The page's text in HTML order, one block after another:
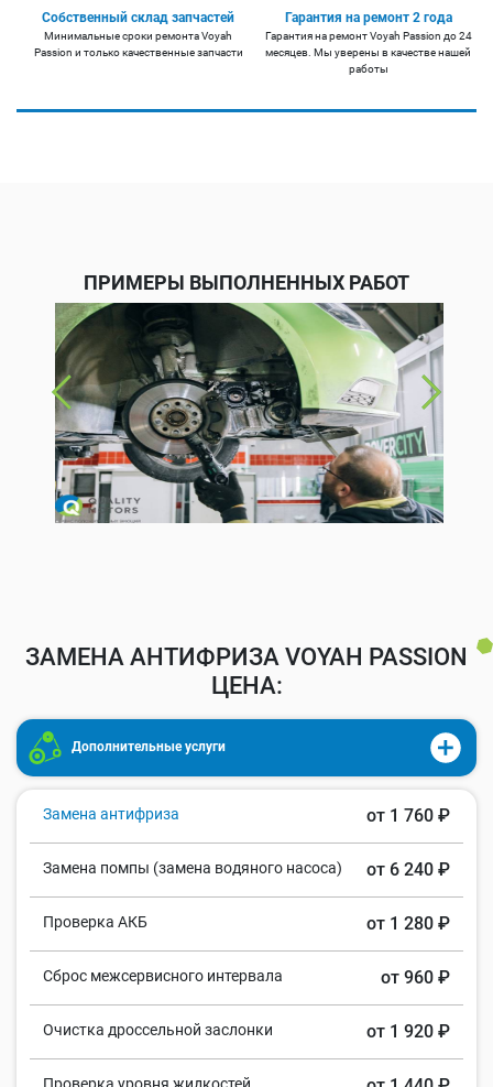
Собственный склад запчастей
Минимальные сроки ремонта Voyah
Passion и только качественные запчасти
Гарантия на ремонт 2 года
Гарантия на ремонт Voyah Passion до 24
месяцев. Мы уверены в качестве нашей
работы
ПРИМЕРЫ ВЫПОЛНЕННЫХ РАБОТ
ЗАМЕНА АНТИФРИЗА VOYAH PASSION
ЦЕНА:
Дополнительные услуги
Замена антифриза от 1 760 ₽
Замена помпы (замена водяного насоса) от 6 240 ₽
Проверка АКБ от 1 280 ₽
Сброс межсервисного интервала от 960 ₽
Очистка дроссельной заслонки от 1 920 ₽